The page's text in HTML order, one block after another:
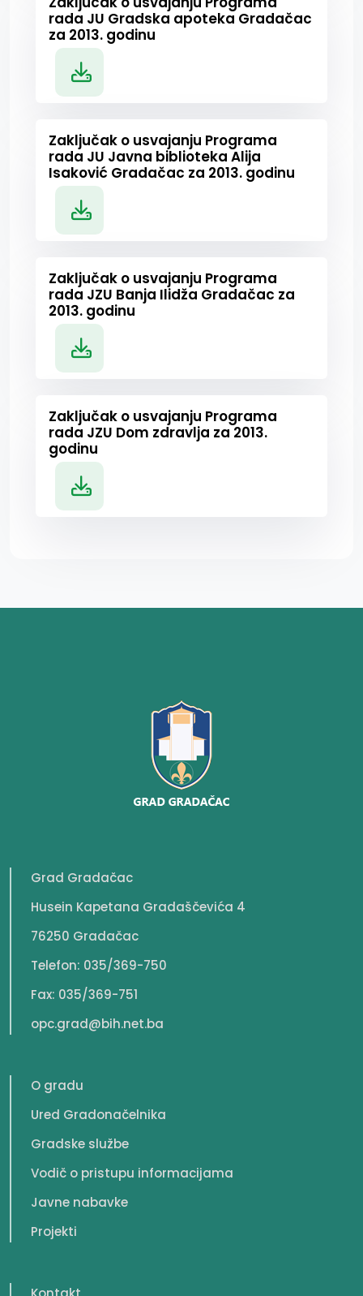
rada JU Gradska apoteka Gradačac
za 2013. godinu
Zaključak o usvajanju Programa
rada JU Javna biblioteka Alija
Isaković Gradačac za 2013. godinu
Zaključak o usvajanju Programa
rada JZU Banja Ilidža Gradačac za
2013. godinu
Zaključak o usvajanju Programa
rada JZU Dom zdravlja za 2013.
godinu
Grad Gradačac
Husein Kapetana Gradaščevića 4
76250 Gradačac
Telefon: 035/369-750
Fax: 035/369-751
opc.grad@bih.net.ba
O gradu
Ured Gradonačelnika
Gradske službe
Vodič o pristupu informacijama
Javne nabavke
Projekti